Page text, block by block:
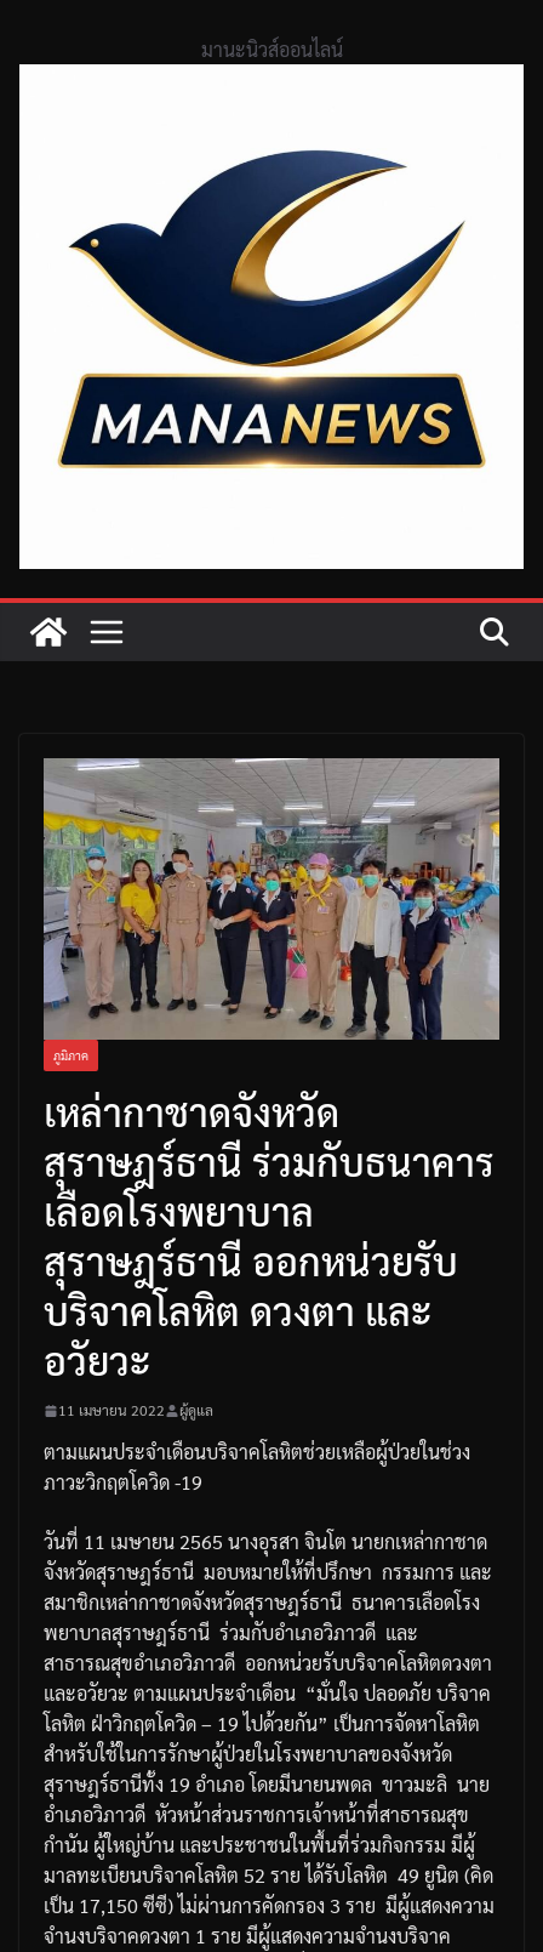
มานะนิวส์ออนไลน์
ภูมิภาค
เหล่ากาชาดจังหวัด
สุราษฎร์ธานี ร่วมกับธนาคาร
เลือดโรงพยาบาล
สุราษฎร์ธานี ออกหน่วยรับ
บริจาคโลหิต ดวงตา และ
อวัยวะ
11 เมษายน 2022 ผู้ดูแล
ตามแผนประจำเดือนบริจาคโลหิตช่วยเหลือผู้ป่วยในช่วง
ภาวะวิกฤตโควิด-19
วันที่ 11 เมษายน 2565 นางอุรสา จินโต นายกเหล่ากาชาด
จังหวัดสุราษฎร์ธานี มอบหมายให้ที่ปรึกษา กรรมการ และ
สมาชิกเหล่ากาชาดจังหวัดสุราษฎร์ธานี ธนาคารเลือดโรง
พยาบาลสุราษฎร์ธานี ร่วมกับอำเภอวิภาวดี และ
สาธารณสุขอำเภอวิภาวดี ออกหน่วยรับบริจาคโลหิตดวงตา
และอวัยวะ ตามแผนประจำเดือน “มั่นใจ ปลอดภัย บริจาค
โลหิต ฝ่าวิกฤตโควิด– 19ไปด้วยกัน” เป็นการจัดหาโลหิต
สำหรับใช้ในการรักษาผู้ป่วยในโรงพยาบาลของจังหวัด
สุราษฎร์ธานีทั้ง 19 อำเภอโดยมีนายนพดล ขาวมะลิ นาย
อำเภอวิภาวดี หัวหน้าส่วนราชการเจ้าหน้าที่สาธารณสุข
กำนัน ผู้ใหญ่บ้าน และประชาชนในพื้นที่ร่วมกิจกรรม มีผู้
มาลทะเบียนบริจาคโลหิต 52 ราย ได้รับโลหิต 49 ยูนิต (คิด
เป็น 17,150ซีซี)ไม่ผ่านการคัดกรอง 3 ราย มีผู้แสดงความ
จำนงบริจาคดวงตา 1 ราย มีผู้แสดงความจำนงบริจาค